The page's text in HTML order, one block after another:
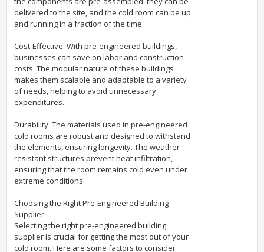
delivered to the site, and the cold room can be up
and running in a fraction of the time.
Cost-Effective: With pre-engineered buildings,
businesses can save on labor and construction
costs. The modular nature of these buildings
makes them scalable and adaptable to a variety
of needs, helping to avoid unnecessary
expenditures.
Durability: The materials used in pre-engineered
cold rooms are robust and designed to withstand
the elements, ensuring longevity. The weather-
resistant structures prevent heat infiltration,
ensuring that the room remains cold even under
extreme conditions.
Choosing the Right Pre-Engineered Building
Supplier
Selecting the right pre-engineered building
supplier is crucial for getting the most out of your
cold room. Here are some factors to consider